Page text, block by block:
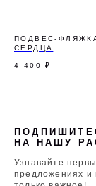
ПОДВЕС-
СЕРДЦА
4 400 ₽
НА НАШУ
Узнавайте
предложениях и